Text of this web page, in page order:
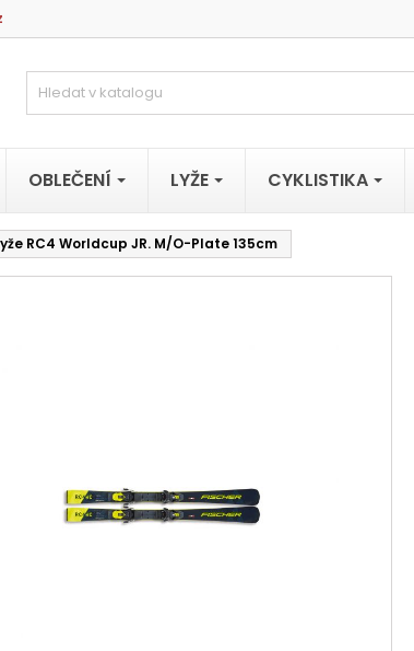
OBLEČENÍ LYŽE CYKLISTIKA
RC4 Worldcup JR. M/O-Plate 135cm